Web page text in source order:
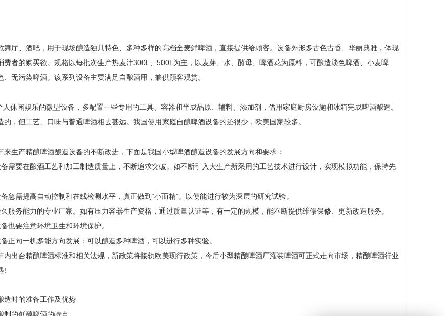
舞厅、酒吧，用于现场酿造独具特色、多种多样的高档全麦鲜啤酒，直接提供给顾客。设备外形多古色古香、华丽典雅，体现
费者的购买欲。规格以每批次生产热麦汁300L、500L为主，以麦芽、水、酵母、啤酒花为原料，可酿造淡色啤酒、小麦啤
无污染啤酒。该系列设备主要满足自酿酒用，兼供顾客观赏。
休闲娱乐的微型设备，多配置一些专用的工具、容器和半成品原、辅料、添加剂，借用家庭厨房设施和冰箱完成啤酒酿造。
的，但工艺、口味与普通啤酒相去甚远。我国使用家庭自酿啤酒设备的还很少，欧美国家较多。
来生产精酿啤酒酿造设备的不断改进，下面是我国小型啤酒酿造设备的发展方向和要求：
需要在酿酒工艺和加工制造质量上，不断追求突破。如不断引入大生产新采用的工艺技术进行设计，实现模拟功能，保持先
急需提高自动控制和在线检测水平，真正做到“小而精”。以便能进行较为深层的研究试验。
服务能力的专业厂家。如有压力容器生产资格，通过质量认证等，有一定的规模，能不断提供维修保修、更新改造服务。
也要注意环境卫生和环境保护。
正向一机多能方向发展：可以酿造多种啤酒，可以进行多种实验。
内出台精酿啤酒标准和相关法规，新政策将接轨欧美现行政策，今后小型精酿啤酒厂灌装啤酒可正式走向市场，精酿啤酒行业
!
造时的准备工作及优势